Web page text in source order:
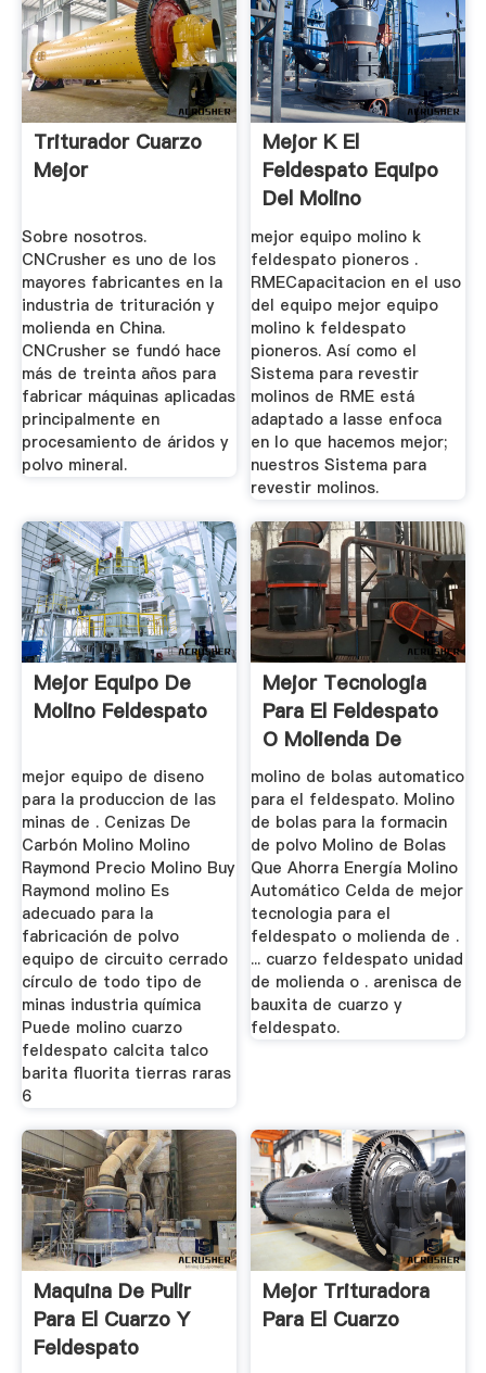
Triturador Cuarzo
Mejor
Sobre nosotros.
CNCrusher es uno de los
mayores fabricantes en la
industria de trituración y
molienda en China.
CNCrusher se fundó hace
más de treinta años para
fabricar máquinas aplicadas
principalmente en
procesamiento de áridos y
polvo mineral.
Mejor K El
Feldespato Equipo
Del Molino
mejor equipo molino k
feldespato pioneros .
RMECapacitacion en el uso
del equipo mejor equipo
molino k feldespato
pioneros. Así como el
Sistema para revestir
molinos de RME está
adaptado a lasse enfoca
en lo que hacemos mejor;
nuestros Sistema para
revestir molinos.
Mejor Equipo De
Molino Feldespato
mejor equipo de diseno
para la produccion de las
minas de . Cenizas De
Carbón Molino Molino
Raymond Precio Molino Buy
Raymond molino Es
adecuado para la
fabricación de polvo
equipo de circuito cerrado
círculo de todo tipo de
minas industria química
Puede molino cuarzo
feldespato calcita talco
barita fluorita tierras raras
6
Mejor Tecnologia
Para El Feldespato
O Molienda De
Cuarzo
molino de bolas automatico
para el feldespato. Molino
de bolas para la formacin
de polvo Molino de Bolas
Que Ahorra Energía Molino
Automático Celda de mejor
tecnologia para el
feldespato o molienda de .
... cuarzo feldespato unidad
de molienda o . arenisca de
bauxita de cuarzo y
feldespato.
Maquina De Pulir
Para El Cuarzo Y
Feldespato
Mejor Trituradora
Para El Cuarzo